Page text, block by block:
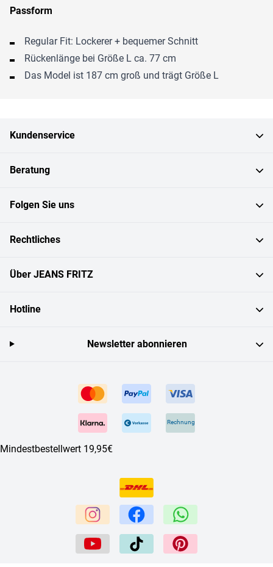
Passform
Regular Fit: Lockerer + bequemer Schnitt
Rückenlänge bei Größe L ca. 77 cm
Das Model ist 187 cm groß und trägt Größe L
Kundenservice
Beratung
Folgen Sie uns
Rechtliches
Über JEANS FRITZ
Hotline
Rechnung
Mindestbestellwert 19,95€
Newsletter abonnieren